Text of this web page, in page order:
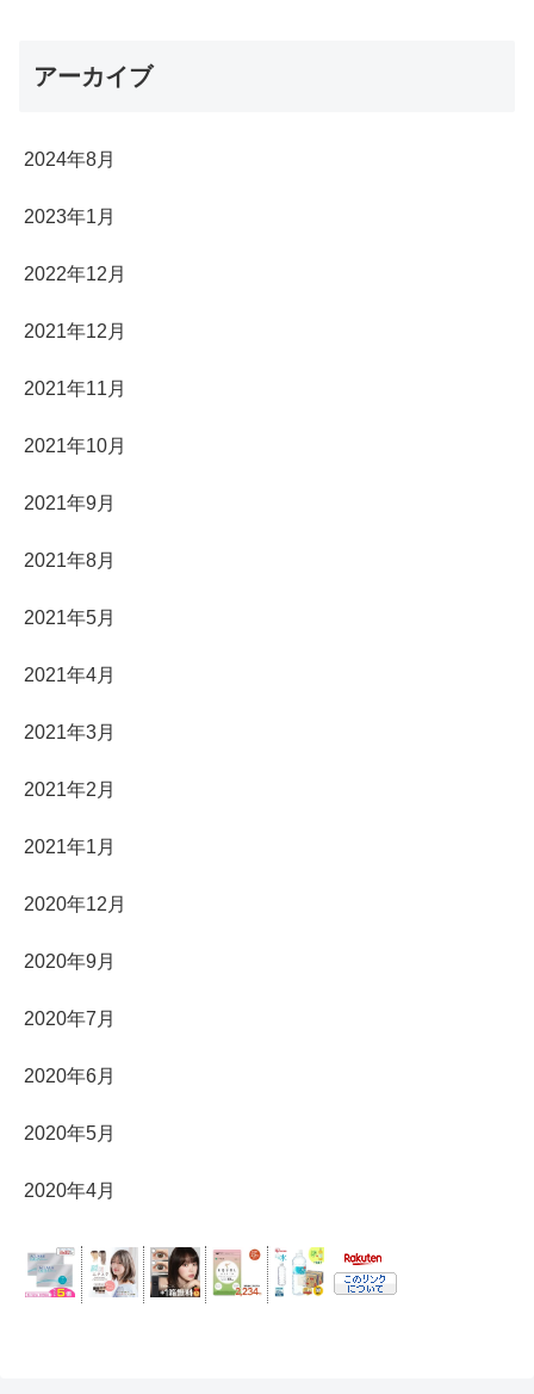
アーカイブ
2024年8月
2023年1月
2022年12月
2021年12月
2021年11月
2021年10月
2021年9月
2021年8月
2021年5月
2021年4月
2021年3月
2021年2月
2021年1月
2020年12月
2020年9月
2020年7月
2020年6月
2020年5月
2020年4月